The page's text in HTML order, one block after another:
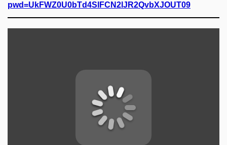
pwd=UkFWZ0U0bTd4SlFCN2lJR2QvbXJOUT09